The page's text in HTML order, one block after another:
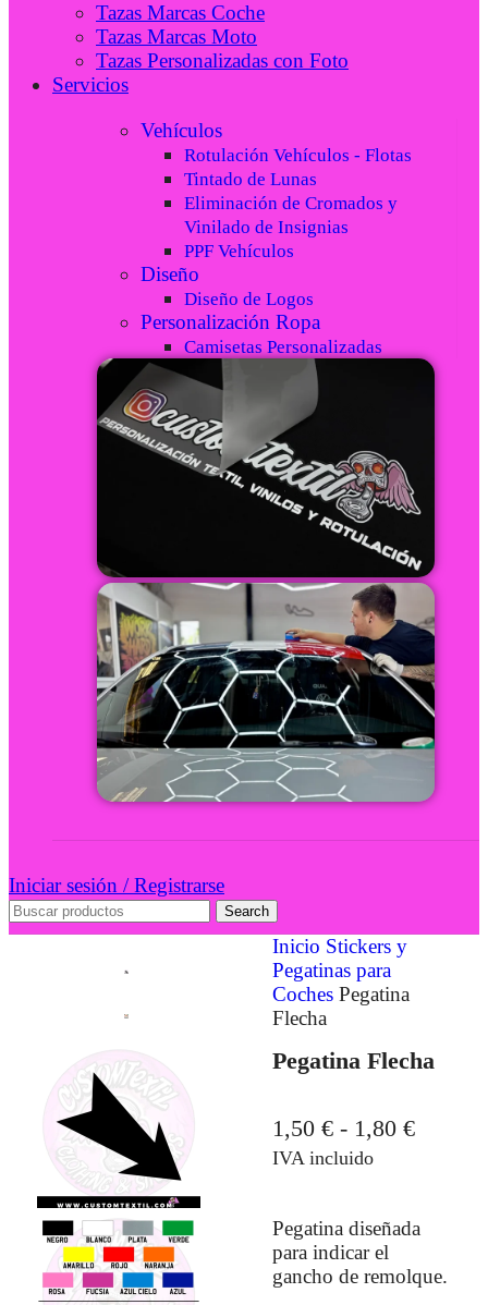
Tazas Marcas Coche
Tazas Marcas Moto
Tazas Personalizadas con Foto
Servicios
Vehículos
Rotulación Vehículos - Flotas
Tintado de Lunas
Eliminación de Cromados y
Vinilado de Insignias
PPF Vehículos
Diseño
Diseño de Logos
Personalización Ropa
Camisetas Personalizadas
Iniciar sesión / Registrarse
Search
Inicio Stickers y
Pegatinas para
Coches Pegatina
Flecha
Pegatina Flecha
1,50 € - 1,80 €
IVA incluido
Pegatina diseñada
para indicar el
gancho de remolque.